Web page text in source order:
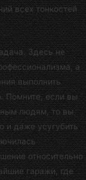
всех тонкостей
Здесь не
а
выполнить
Помните, если вы
людям, то вы
и даже усугубить
относительно
гаражи, где